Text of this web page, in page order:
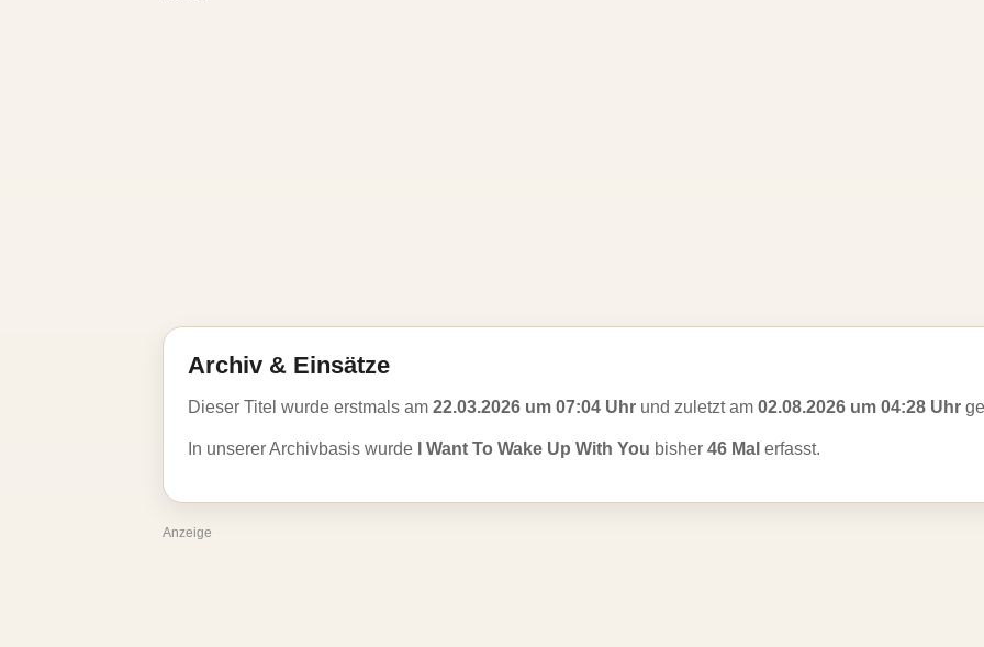
Archiv & Einsätze
Dieser Titel wurde erstmals am 22.03.2026 um 07:04 Uhr und zuletzt am 02.08.2026 um 04:28 Uhr
In unserer Archivbasis wurde I Want To Wake Up With You bisher 46 Mal erfasst.
Anzeige